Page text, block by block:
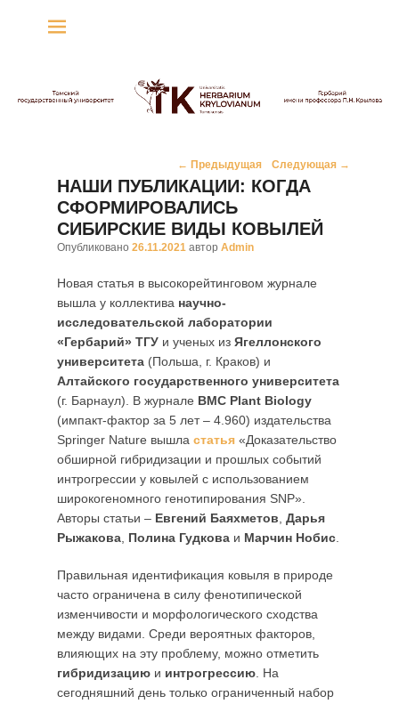
Навигация
по
записям
← Предыдущая Следующая →
НАШИ ПУБЛИКАЦИИ: КОГДА
СФОРМИРОВАЛИСЬ
СИБИРСКИЕ ВИДЫ КОВЫЛЕЙ
Опубликовано 26.11.2021 автор Admin
Новая статья в высокорейтинговом журнале
вышла у коллектива научно-
исследовательской лаборатории
«Гербарий» ТГУ и ученых из Ягеллонского
университета (Польша, г. Краков) и
Алтайского государственного университета
(г. Барнаул). В журнале BMC Plant Biology
(импакт-фактор за 5 лет – 4.960) издательства
Springer Nature вышла статья «Доказательство
обширной гибридизации и прошлых событий
интрогрессии у ковылей с использованием
широкогеномного генотипирования SNP».
Авторы статьи – Евгений Баяхметов, Дарья
Рыжакова, Полина Гудкова и Марчин Нобис.
Правильная идентификация ковыля в природе
часто ограничена в силу фенотипической
изменчивости и морфологического сходства
между видами. Среди вероятных факторов,
влияющих на эту проблему, можно отметить
гибридизацию и интрогрессию. На
сегодняшний день только ограниченный набор